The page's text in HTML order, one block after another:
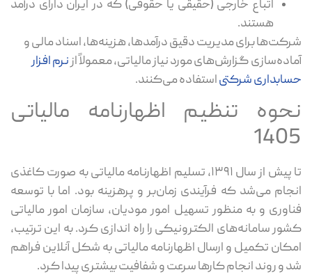
اتباع خارجی (حقیقی یا حقوقی) که در ایران دارای درآمد
هستند.
شرکت‌ها برای مدیریت دقیق درآمدها، هزینه‌ها، اسناد مالی و
آماده‌سازی گزارش‌های مورد نیاز مالیاتی، معمولاً ازنرم افزار
حسابداری شرکتیاستفاده می‌کنند.
نحوه تنظیم اظهارنامه مالیاتی
1405
تا پیش از سال ۱۳۹۱، تسلیم اظهارنامه مالیاتی به‌ صورت کاغذی
انجام می‌شد که فرآیندی زمان‌بر و پرهزینه بود. اما با توسعه
فناوری و به‌ منظور تسهیل امور مودیان، سازمان امور مالیاتی
کشور سامانه‌های الکترونیکی را راه‌ اندازی کرد. به این ترتیب،
امکان تکمیل و ارسال اظهارنامه مالیاتی به شکل آنلاین فراهم
شد و روند انجام کارها سرعت و شفافیت بیشتری پیدا کرد.